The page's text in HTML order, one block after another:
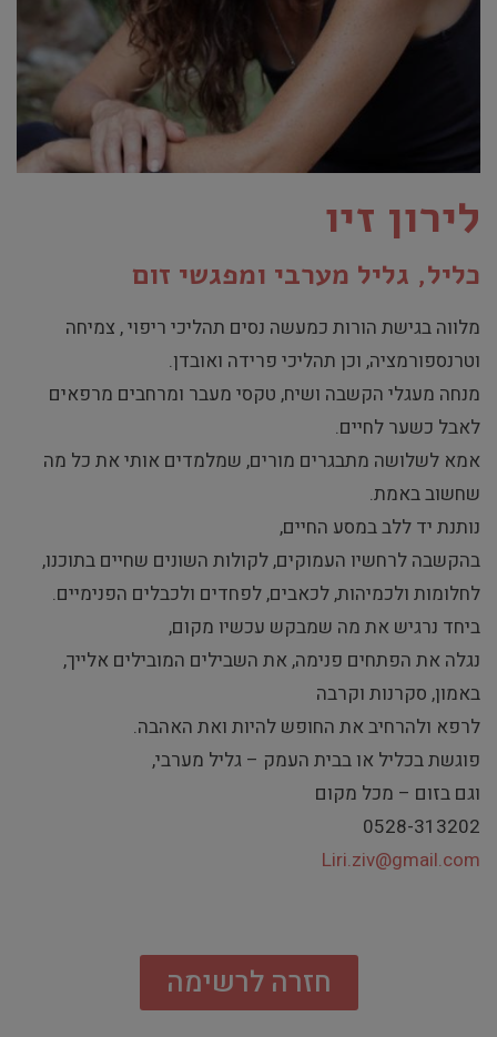
לירון זיו
כליל, גליל מערבי ומפגשי זום
מלווה בגישת הורות כמעשה נסים תהליכי ריפוי , צמיחה
וטרנספורמציה, וכן תהליכי פרידה ואובדן.
מנחה מעגלי הקשבה ושיח, טקסי מעבר ומרחבים מרפאים
לאבל כשער לחיים.
אמא לשלושה מתבגרים מורים, שמלמדים אותי את כל מה
שחשוב באמת.
נותנת יד ללב במסע החיים,
בהקשבה לרחשיו העמוקים, לקולות השונים שחיים בתוכנו,
לחלומות ולכמיהות, לכאבים, לפחדים ולכבלים הפנימיים.
ביחד נרגיש את מה שמבקש עכשיו מקום,
נגלה את הפתחים פנימה, את השבילים המובילים אלייך,
באמון, סקרנות וקרבה
לרפא ולהרחיב את החופש להיות ואת האהבה.
פוגשת בכליל או בבית העמק – גליל מערבי,
וגם בזום – מכל מקום
0528-313202
Liri.ziv@gmail.com
חזרה לרשימה